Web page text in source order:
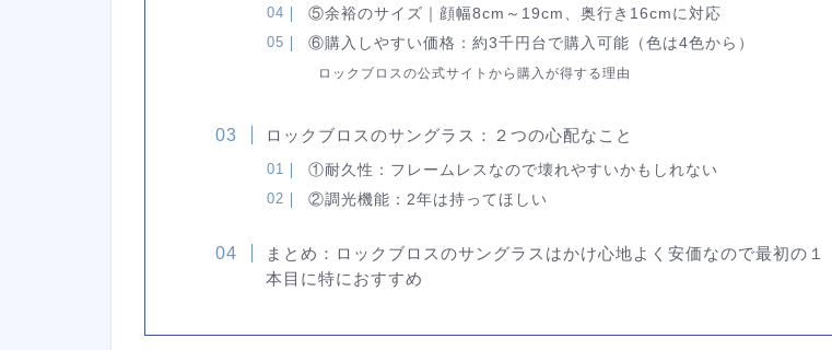
⑤余裕のサイズ｜顔幅8cm～19cm、奥行き16cmに対応
⑥購入しやすい価格：約3千円台で購入可能（色は4色から）
ロックブロスの公式サイトから購入が得する理由
ロックブロスのサングラス：２つの心配なこと
①耐久性：フレームレスなので壊れやすいかもしれない
②調光機能：2年は持ってほしい
まとめ：ロックブロスのサングラスはかけ心地よく安価なので最初の１
本目に特におすすめ